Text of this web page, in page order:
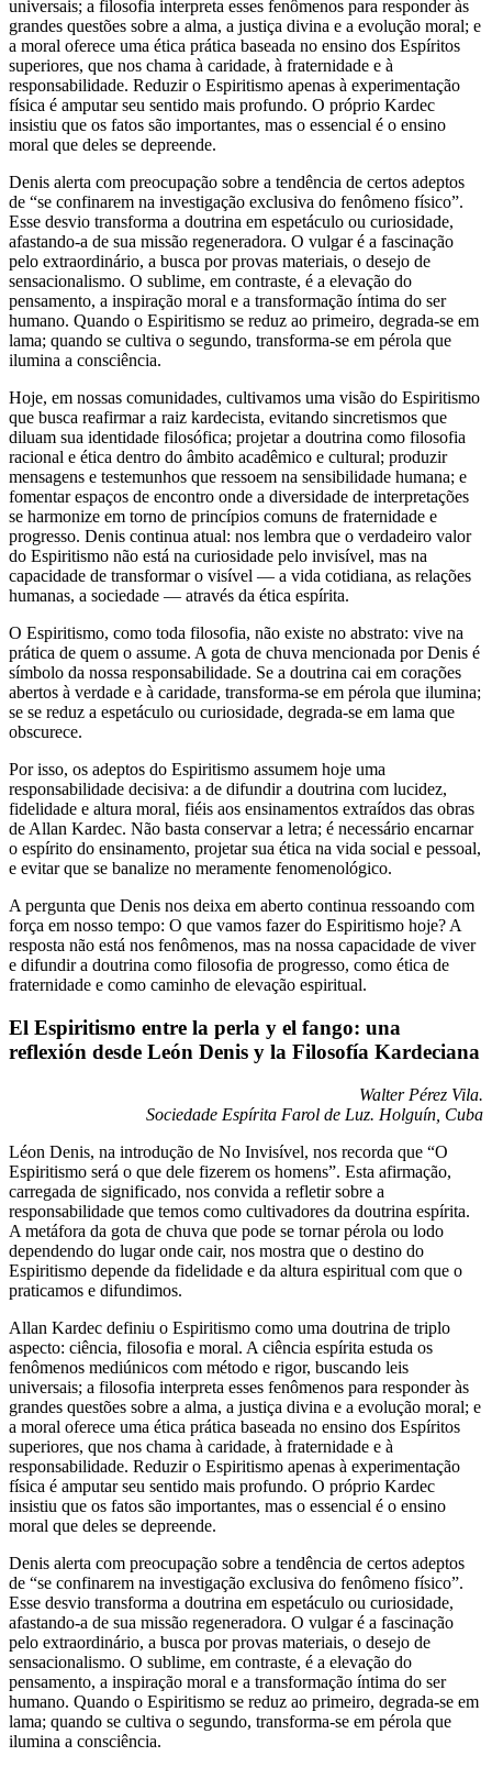
universais; a filosofia interpreta esses fenômenos para responder às
grandes questões sobre a alma, a justiça divina e a evolução moral; e
a moral oferece uma ética prática baseada no ensino dos Espíritos
superiores, que nos chama à caridade, à fraternidade e à
responsabilidade. Reduzir o Espiritismo apenas à experimentação
física é amputar seu sentido mais profundo. O próprio Kardec
insistiu que os fatos são importantes, mas o essencial é o ensino
moral que deles se depreende.
Denis alerta com preocupação sobre a tendência de certos adeptos
de “se confinarem na investigação exclusiva do fenômeno físico”.
Esse desvio transforma a doutrina em espetáculo ou curiosidade,
afastando-a de sua missão regeneradora. O vulgar é a fascinação
pelo extraordinário, a busca por provas materiais, o desejo de
sensacionalismo. O sublime, em contraste, é a elevação do
pensamento, a inspiração moral e a transformação íntima do ser
humano. Quando o Espiritismo se reduz ao primeiro, degrada-se em
lama; quando se cultiva o segundo, transforma-se em pérola que
ilumina a consciência.
Hoje, em nossas comunidades, cultivamos uma visão do Espiritismo
que busca reafirmar a raiz kardecista, evitando sincretismos que
diluam sua identidade filosófica; projetar a doutrina como filosofia
racional e ética dentro do âmbito acadêmico e cultural; produzir
mensagens e testemunhos que ressoem na sensibilidade humana; e
fomentar espaços de encontro onde a diversidade de interpretações
se harmonize em torno de princípios comuns de fraternidade e
progresso. Denis continua atual: nos lembra que o verdadeiro valor
do Espiritismo não está na curiosidade pelo invisível, mas na
capacidade de transformar o visível — a vida cotidiana, as relações
humanas, a sociedade — através da ética espírita.
O Espiritismo, como toda filosofia, não existe no abstrato: vive na
prática de quem o assume. A gota de chuva mencionada por Denis é
símbolo da nossa responsabilidade. Se a doutrina cai em corações
abertos à verdade e à caridade, transforma-se em pérola que ilumina;
se se reduz a espetáculo ou curiosidade, degrada-se em lama que
obscurece.
Por isso, os adeptos do Espiritismo assumem hoje uma
responsabilidade decisiva: a de difundir a doutrina com lucidez,
fidelidade e altura moral, fiéis aos ensinamentos extraídos das obras
de Allan Kardec. Não basta conservar a letra; é necessário encarnar
o espírito do ensinamento, projetar sua ética na vida social e pessoal,
e evitar que se banalize no meramente fenomenológico.
A pergunta que Denis nos deixa em aberto continua ressoando com
força em nosso tempo: O que vamos fazer do Espiritismo hoje? A
resposta não está nos fenômenos, mas na nossa capacidade de viver
e difundir a doutrina como filosofia de progresso, como ética de
fraternidade e como caminho de elevação espiritual.
El Espiritismo entre la perla y el fango: una
reflexión desde León Denis y la Filosofía Kardeciana
Walter Pérez Vila.
Sociedade Espírita Farol de Luz. Holguín, Cuba
Léon Denis, na introdução de No Invisível, nos recorda que “O
Espiritismo será o que dele fizerem os homens”. Esta afirmação,
carregada de significado, nos convida a refletir sobre a
responsabilidade que temos como cultivadores da doutrina espírita.
A metáfora da gota de chuva que pode se tornar pérola ou lodo
dependendo do lugar onde cair, nos mostra que o destino do
Espiritismo depende da fidelidade e da altura espiritual com que o
praticamos e difundimos.
Allan Kardec definiu o Espiritismo como uma doutrina de triplo
aspecto: ciência, filosofia e moral. A ciência espírita estuda os
fenômenos mediúnicos com método e rigor, buscando leis
universais; a filosofia interpreta esses fenômenos para responder às
grandes questões sobre a alma, a justiça divina e a evolução moral; e
a moral oferece uma ética prática baseada no ensino dos Espíritos
superiores, que nos chama à caridade, à fraternidade e à
responsabilidade. Reduzir o Espiritismo apenas à experimentação
física é amputar seu sentido mais profundo. O próprio Kardec
insistiu que os fatos são importantes, mas o essencial é o ensino
moral que deles se depreende.
Denis alerta com preocupação sobre a tendência de certos adeptos
de “se confinarem na investigação exclusiva do fenômeno físico”.
Esse desvio transforma a doutrina em espetáculo ou curiosidade,
afastando-a de sua missão regeneradora. O vulgar é a fascinação
pelo extraordinário, a busca por provas materiais, o desejo de
sensacionalismo. O sublime, em contraste, é a elevação do
pensamento, a inspiração moral e a transformação íntima do ser
humano. Quando o Espiritismo se reduz ao primeiro, degrada-se em
lama; quando se cultiva o segundo, transforma-se em pérola que
ilumina a consciência.